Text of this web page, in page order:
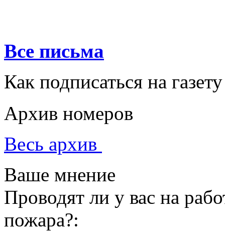
Все письма
Как подписаться на газету
Архив номеров
Весь архив
Ваше мнение
Проводят ли у вас на
пожара?: